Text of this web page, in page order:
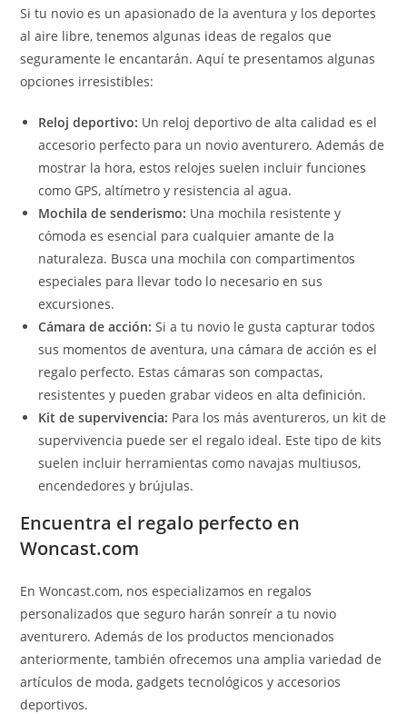
Si tu novio es un apasionado de la aventura y los deportes
al aire libre, tenemos algunas ideas de regalos que
seguramente le encantarán. Aquí te presentamos algunas
opciones irresistibles:
Reloj deportivo: Un reloj deportivo de alta calidad es el
accesorio perfecto para un novio aventurero. Además de
mostrar la hora, estos relojes suelen incluir funciones
como GPS, altímetro y resistencia al agua.
Mochila de senderismo: Una mochila resistente y
cómoda es esencial para cualquier amante de la
naturaleza. Busca una mochila con compartimentos
especiales para llevar todo lo necesario en sus
excursiones.
Cámara de acción: Si a tu novio le gusta capturar todos
sus momentos de aventura, una cámara de acción es el
regalo perfecto. Estas cámaras son compactas,
resistentes y pueden grabar videos en alta definición.
Kit de supervivencia: Para los más aventureros, un kit de
supervivencia puede ser el regalo ideal. Este tipo de kits
suelen incluir herramientas como navajas multiusos,
encendedores y brújulas.
Encuentra el regalo perfecto en
Woncast.com
En Woncast.com, nos especializamos en regalos
personalizados que seguro harán sonreír a tu novio
aventurero. Además de los productos mencionados
anteriormente, también ofrecemos una amplia variedad de
artículos de moda, gadgets tecnológicos y accesorios
deportivos.